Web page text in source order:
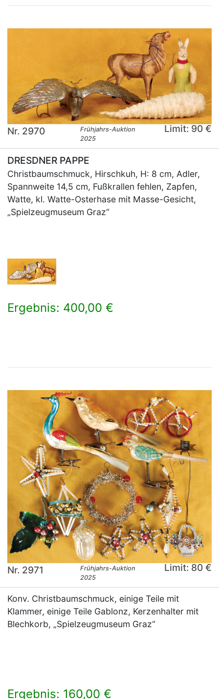
Nr. 2970
Frühjahrs-Auktion
2025
Limit: 90 €
DRESDNER PAPPE
Christbaumschmuck, Hirschkuh, H: 8 cm, Adler,
Spannweite 14,5 cm, Fußkrallen fehlen, Zapfen,
Watte, kl. Watte-Osterhase mit Masse-Gesicht,
„Spielzeugmuseum Graz“
Ergebnis: 400,00 €
Nr. 2971
Frühjahrs-Auktion
2025
Limit: 80 €
Konv. Christbaumschmuck, einige Teile mit
Klammer, einige Teile Gablonz, Kerzenhalter mit
Blechkorb, „Spielzeugmuseum Graz“
Ergebnis: 160,00 €